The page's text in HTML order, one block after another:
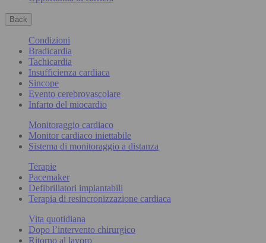
Back
Condizioni
Bradicardia
Tachicardia
Insufficienza cardiaca
Sincope
Evento cerebrovascolare
Infarto del miocardio
Monitoraggio cardiaco
Monitor cardiaco iniettabile
Sistema di monitoraggio a distanza
Terapie
Pacemaker
Defibrillatori impiantabili
Terapia di resincronizzazione cardiaca
Vita quotidiana
Dopo l’intervento chirurgico
Ritorno al lavoro